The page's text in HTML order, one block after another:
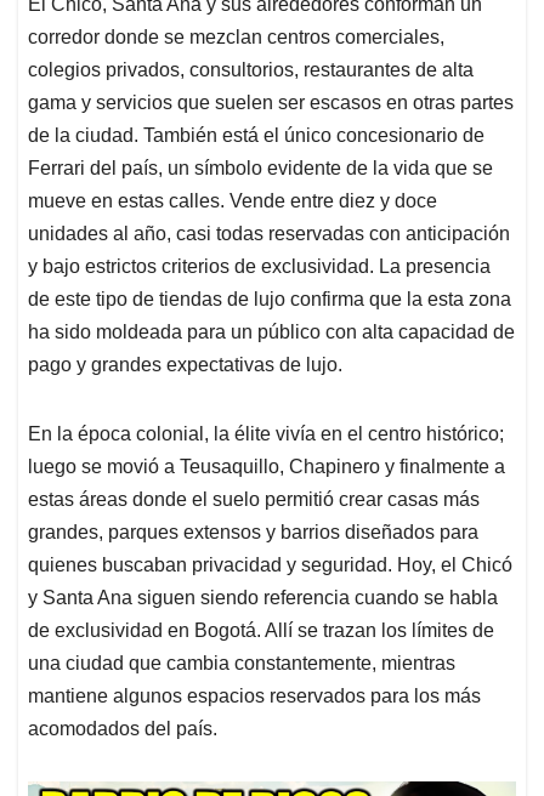
El Chicó, Santa Ana y sus alrededores conforman un
corredor donde se mezclan centros comerciales,
colegios privados, consultorios, restaurantes de alta
gama y servicios que suelen ser escasos en otras partes
de la ciudad. También está el único concesionario de
Ferrari del país, un símbolo evidente de la vida que se
mueve en estas calles. Vende entre diez y doce
unidades al año, casi todas reservadas con anticipación
y bajo estrictos criterios de exclusividad. La presencia
de este tipo de tiendas de lujo confirma que la esta zona
ha sido moldeada para un público con alta capacidad de
pago y grandes expectativas de lujo.
En la época colonial, la élite vivía en el centro histórico;
luego se movió a Teusaquillo, Chapinero y finalmente a
estas áreas donde el suelo permitió crear casas más
grandes, parques extensos y barrios diseñados para
quienes buscaban privacidad y seguridad. Hoy, el Chicó
y Santa Ana siguen siendo referencia cuando se habla
de exclusividad en Bogotá. Allí se trazan los límites de
una ciudad que cambia constantemente, mientras
mantiene algunos espacios reservados para los más
acomodados del país.